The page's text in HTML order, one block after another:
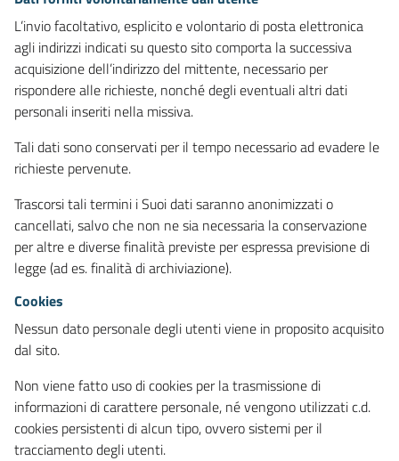
L’invio facoltativo, esplicito e volontario di posta elettronica
agli indirizzi indicati su questo sito comporta la successiva
acquisizione dell’indirizzo del mittente, necessario per
rispondere alle richieste, nonché degli eventuali altri dati
personali inseriti nella missiva.
Tali dati sono conservati per il tempo necessario ad evadere le
richieste pervenute.
Trascorsi tali termini i Suoi dati saranno anonimizzati o
cancellati, salvo che non ne sia necessaria la conservazione
per altre e diverse finalità previste per espressa previsione di
legge (ad es. finalità di archiviazione).
Cookies
Nessun dato personale degli utenti viene in proposito acquisito
dal sito.
Non viene fatto uso di cookies per la trasmissione di
informazioni di carattere personale, né vengono utilizzati c.d.
cookies persistenti di alcun tipo, ovvero sistemi per il
tracciamento degli utenti.